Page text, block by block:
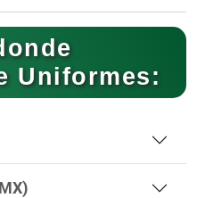
Uniformes: